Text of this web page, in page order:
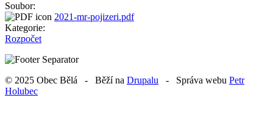
Soubor:
2021-mr-pojizeri.pdf
Kategorie:
Rozpočet
© 2025 Obec Bělá - Běží na Drupalu - Správa webu Petr
Holubec